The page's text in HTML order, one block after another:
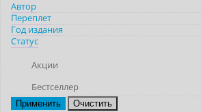
Автор
Переплет
Год издания
Статус
Акции
Бестселлер
Очистить